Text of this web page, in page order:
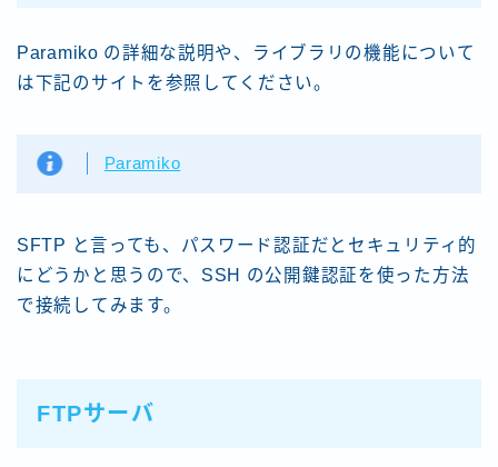
Paramiko の詳細な説明や、ライブラリの機能について
は下記のサイトを参照してください。
Paramiko
SFTP と言っても、パスワード認証だとセキュリティ的
にどうかと思うので、SSH の公開鍵認証を使った方法
で接続してみます。
FTPサーバ